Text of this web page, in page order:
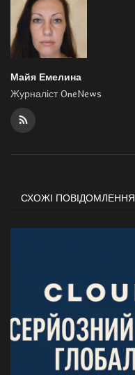
Майя Емелина
Журналіст OneNews
СХОЖІ ПОВІДОМЛЕННЯ